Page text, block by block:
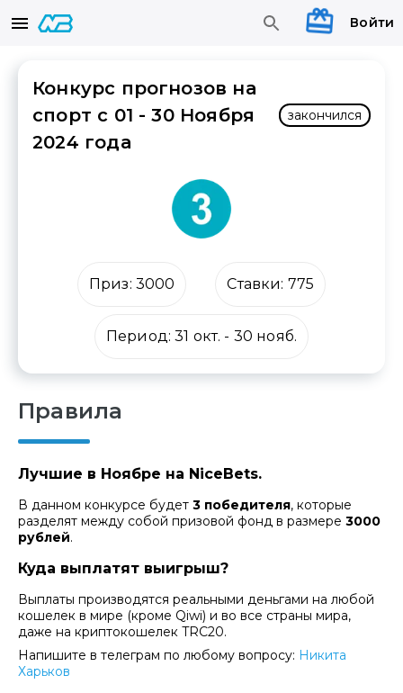
Войти
Конкурс прогнозов на
спорт с 01 - 30 Ноября
2024 года
закончился
Приз: 3000 Ставки: 775
Период:31 окт. - 30 нояб.
Правила
Лучшие в Ноябре на NiceBets.
В данном конкурсе будет 3 победителя, которые
разделят между собой призовой фонд в размере 3000
рублей.
Куда выплатят выигрыш?
Выплаты производятся реальными деньгами на любой
кошелек в мире (кроме Qiwi) и во все страны мира,
даже на криптокошелек TRC20.
Напишите в телеграм по любому вопросу: Никита
Харьков